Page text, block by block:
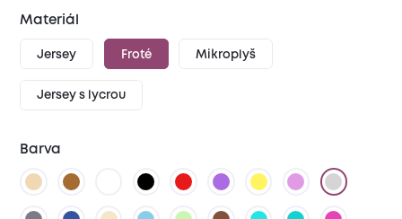
Materiál
Jersey Froté Mikroplyš
Jersey s lycrou
Barva